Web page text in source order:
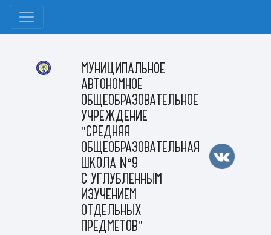
МУНИЦИПАЛЬНОЕ
АВТОНОМНОЕ
ОБЩЕОБРАЗОВАТЕЛЬНОЕ
УЧРЕЖДЕНИЕ
"СРЕДНЯЯ
ОБЩЕОБРАЗОВАТЕЛЬНАЯ
ШКОЛА №9
С УГЛУБЛЕННЫМ
ИЗУЧЕНИЕМ
ОТДЕЛЬНЫХ
ПРЕДМЕТОВ"